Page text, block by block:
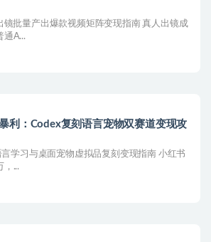
镜批量产出爆款视频矩阵变现指南 真人出镜成
通A...
利：Codex复刻语言宠物双赛道变现攻
学习与桌面宠物虚拟品复刻变现指南 小红书
，...